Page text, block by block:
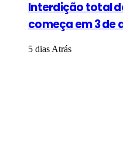
Interdição total
começa em 3 de
5 dias Atrás